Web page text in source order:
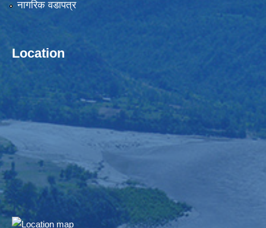
नागरिक वडापत्र
Location